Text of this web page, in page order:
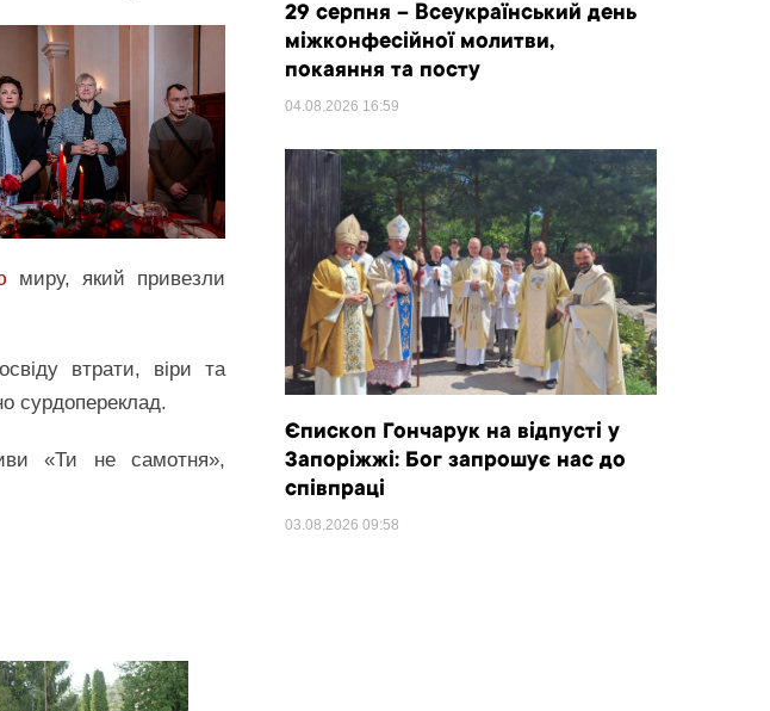
миру, який привезли
втрати, віри та
сурдопереклад.
«Ти не самотня»,
29 серпня – Всеукраїнський день
міжконфесійної молитви,
покаяння та посту
04.08.2026 16:59
Єпископ Гончарук на відпусті у
Запоріжжі: Бог запрошує нас до
співпраці
03.08.2026 09:58